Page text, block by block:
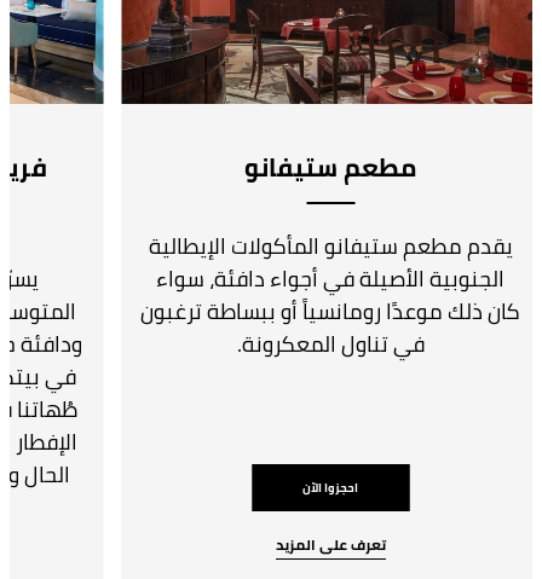
مطعم ستيفانو
يقدم مطعم ستيفانو المأكولات الإيطالية
الجنوبية الأصيلة في أجواء دافئة، سواء
كان ذلك موعدًا رومانسياً أو ببساطة ترغبون
في تناول المعكرونة.
احجزوا الآن
تعرف على المزيد
يسرّ
ودافئة
في
طُهاتنا
الحال